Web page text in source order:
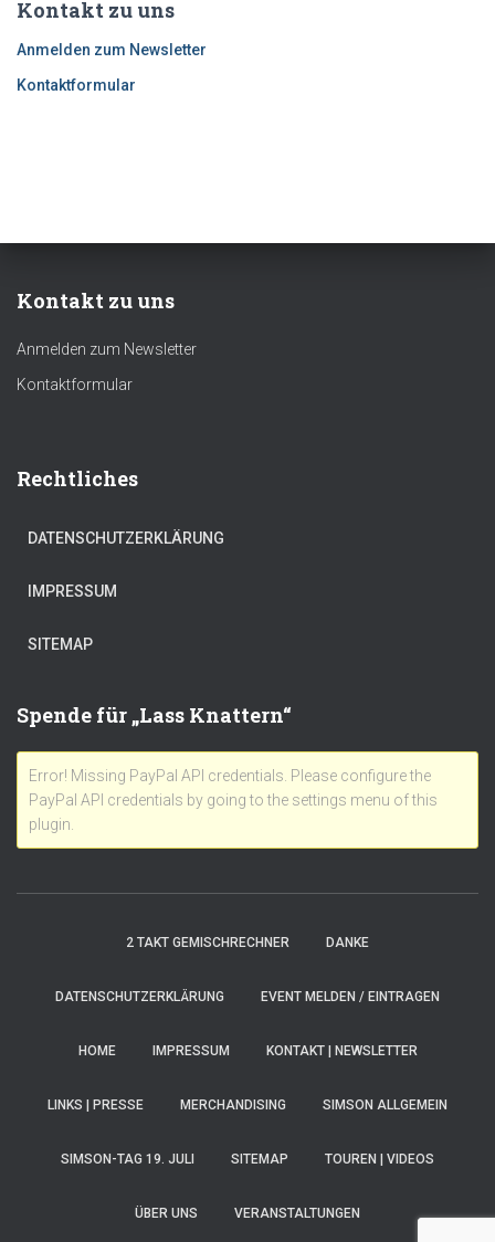
Kontakt zu uns
Anmelden zum Newsletter
Kontaktformular
Kontakt zu uns
Anmelden zum Newsletter
Kontaktformular
Rechtliches
DATENSCHUTZERKLÄRUNG
IMPRESSUM
SITEMAP
Spende für „Lass Knattern“
Error! Missing PayPal API credentials. Please configure the
PayPal API credentials by going to the settings menu of this
plugin.
2 TAKT GEMISCHRECHNER DANKE
DATENSCHUTZERKLÄRUNG EVENT MELDEN / EINTRAGEN
HOME IMPRESSUM KONTAKT | NEWSLETTER
LINKS | PRESSE MERCHANDISING SIMSON ALLGEMEIN
SIMSON-TAG 19. JULI SITEMAP TOUREN | VIDEOS
ÜBER UNS VERANSTALTUNGEN